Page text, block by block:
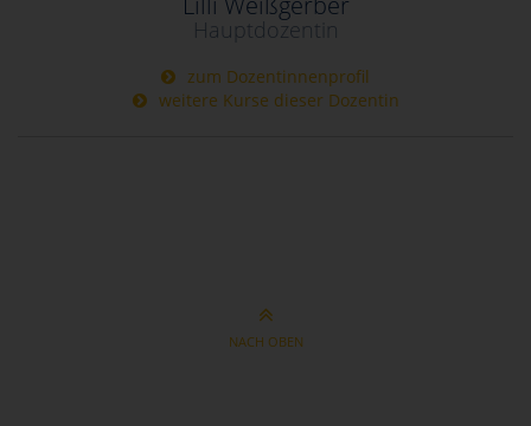
Hauptdozentin
zum Dozentinnenprofil
weitere Kurse dieser Dozentin
NACH OBEN